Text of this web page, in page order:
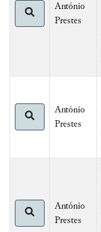
António
Prestes
António
Prestes
António
Prestes